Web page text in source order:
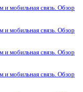
и мобильная связь. Обзор
и мобильная связь. Обзор
и мобильная связь. Обзор
и мобильная связь. Обзор